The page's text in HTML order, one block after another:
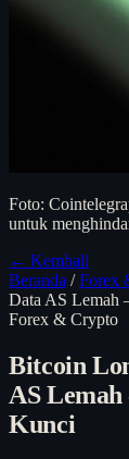
Foto:
untuk
← Kembali
Beranda / Forex
Data AS Lemah
Forex & Crypto
Bitcoin
AS
Kunci